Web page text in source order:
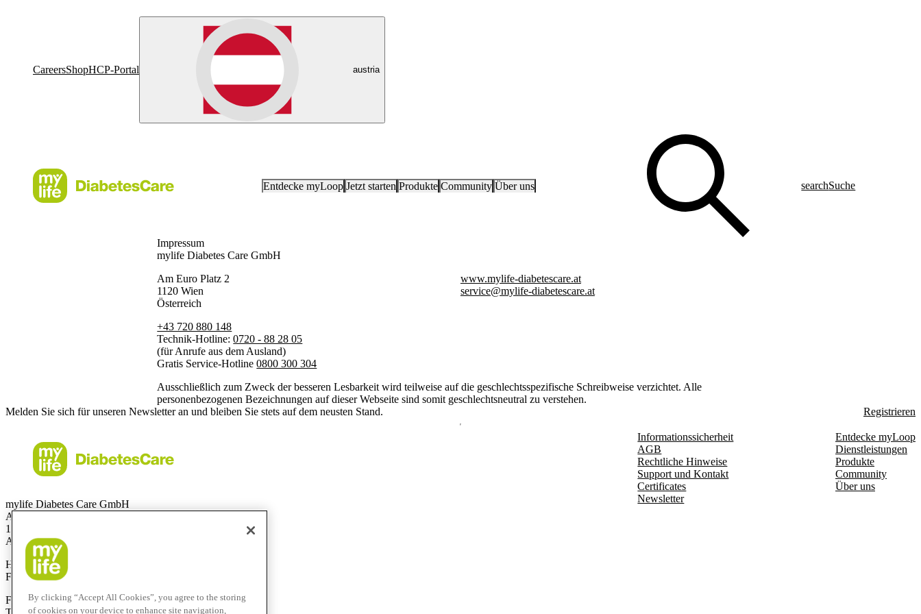
CareersShopHCP-Portal austria
Entdecke myLoop Jetzt starten Produkte Community Über uns searchSuche
Impressum
mylife Diabetes Care GmbH
Am Euro Platz 2
1120 Wien
Österreich
+43 720 880 148
Technik-Hotline:0720 - 88 28 05
(für Anrufe aus dem Ausland)
Gratis Service-Hotline 0800 300 304
www.mylife-diabetescare.at
service@mylife-diabetescare.at
Ausschließlich zum Zweck der besseren Lesbarkeit wird teilweise auf die geschlechtsspezifische Schreibweise verzichtet. Alle
personenbezogenen Bezeichnungen auf dieser Webseite sind somit geschlechtsneutral zu verstehen.
Melden Sie sich für unseren Newsletter an und bleiben Sie stets auf dem neusten Stand.
Registrieren
mylife Diabetes Care GmbH
Am Euro Platz 2
1120 Wien
Austria
Hotline:0800 300 304
Fax:+43 720 880 148
Für Anrufe aus dem Ausland:
Informationssicherheit
AGB
Rechtliche Hinweise
Support und Kontakt
Certificates
Newsletter
Entdecke myLoop
Dienstleistungen
Produkte
Community
Über uns
By clicking “Accept All Cookies”, you agree to the storing
of cookies on your device to enhance site navigation,